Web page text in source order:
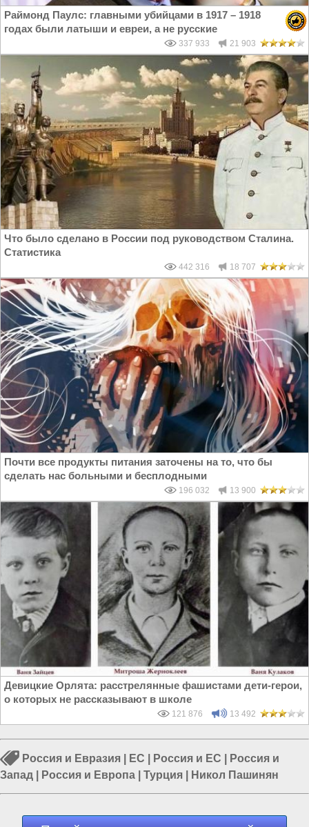
Раймонд Паулс: главными убийцами в 1917 – 1918
годах были латыши и евреи, а не русские
337 933 21 903
Что было сделано в России под руководством Сталина.
Статистика
442 316 18 707
Почти все продукты питания заточены на то, что бы
сделать нас больными и бесплодными
196 032 13 900
Девицкие Орлята: расстрелянные фашистами дети-герои,
о которых не рассказывают в школе
121 876 13 492
Россия и Евразия ЕС Россия и ЕС
Россия и
Запад
Россия и Европа Турция Никол Пашинян